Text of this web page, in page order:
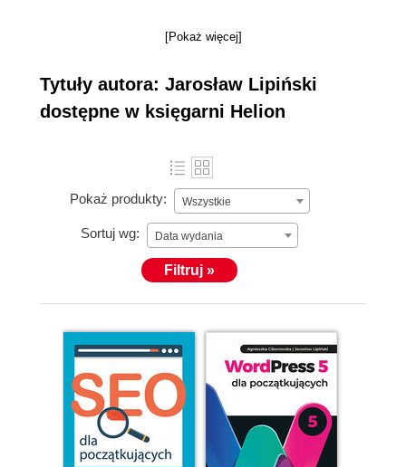
nurkowanie, tenis. Autor trzech książek o tworzeniu i
turystycznych, między innymii-tatry.ploraz santorini-
more.com.
[Pokaż więcej]
Tytuły autora: Jarosław Lipiński
dostępne w księgarni Helion
Pokaż produkty: Wszystkie
Sortuj wg: Data wydania
Filtruj »